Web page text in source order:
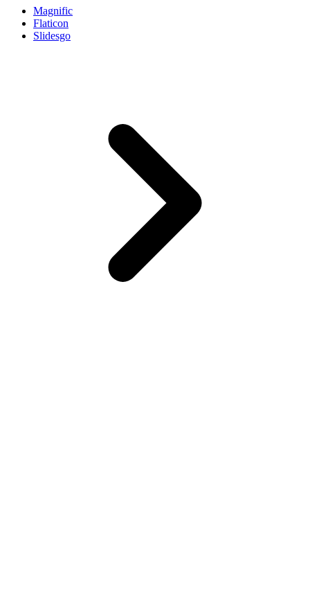
Magnific
Flaticon
Slidesgo